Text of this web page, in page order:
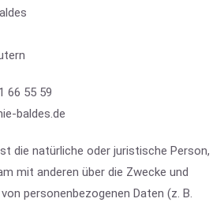
66 55 59
baldes.de
die natürliche oder juristische Person,
mit anderen über die Zwecke und
personenbezogenen Daten (z. B.